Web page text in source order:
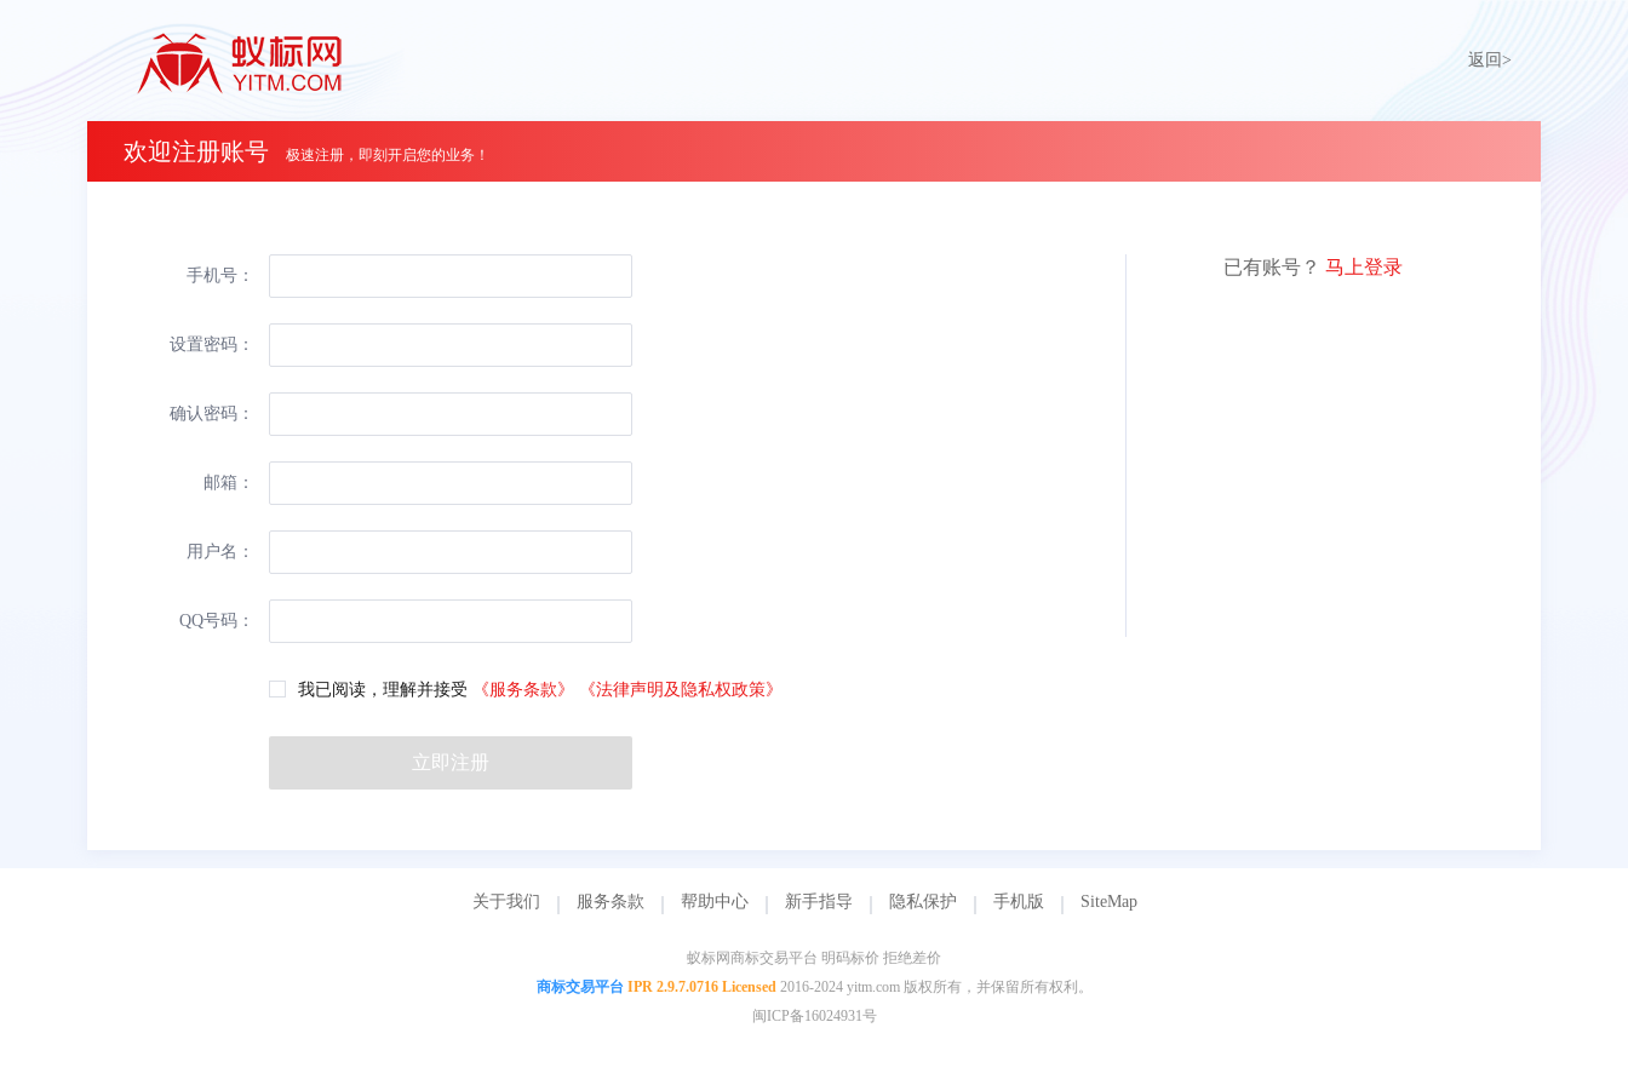
返回>
欢迎注册账号 极速注册，即刻开启您的业务！
手机号：
设置密码：
确认密码：
邮箱：
用户名：
QQ号码：
我已阅读，理解并接受 《服务条款》 《法律声明及隐私权政策》
立即注册
已有账号？ 马上登录
关于我们 服务条款 帮助中心 新手指导 隐私保护 手机版 SiteMap
蚁标网商标交易平台 明码标价 拒绝差价
商标交易平台 IPR 2.9.7.0716 Licensed 2016-2024 yitm.com 版权所有，并保留所有权利。
闽ICP备16024931号